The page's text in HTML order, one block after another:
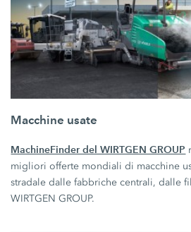
Macchine usate
MachineFinder del WIRTGEN GROUP
migliori offerte mondiali di macchine
stradale dalle fabbriche centrali, dalle
WIRTGEN GROUP.